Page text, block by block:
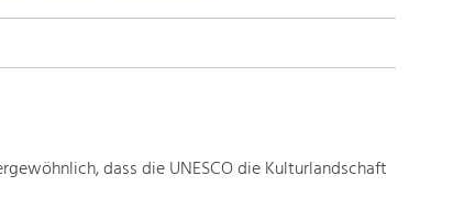
dass die UNESCO die Kulturlandschaft